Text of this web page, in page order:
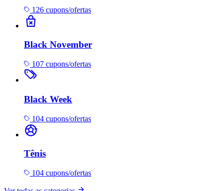
126 cupons/ofertas
Black November
107 cupons/ofertas
Black Week
104 cupons/ofertas
Tênis
104 cupons/ofertas